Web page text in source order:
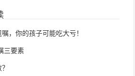
，你的孩子可能吃大亏！
三要素